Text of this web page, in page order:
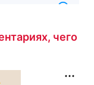
чего